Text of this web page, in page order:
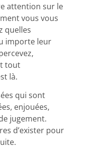
attention sur le
vous vous
quelles
importe leur
tout
là.
qui sont
enjouées,
jugement.
d’exister pour